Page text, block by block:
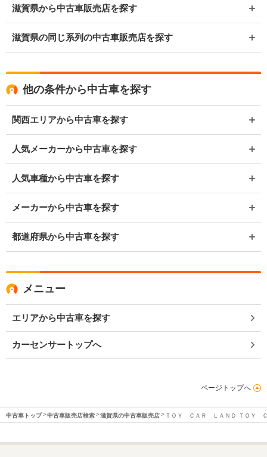
滋賀県から中古車販売店を探す
滋賀県の同じ系列の中古車販売店を探す
他の条件から中古車を探す
関西エリアから中古車を探す
人気メーカーから中古車を探す
人気車種から中古車を探す
メーカーから中古車を探す
都道府県から中古車を探す
メニュー
エリアから中古車を探す
カーセンサートップへ
ページトップへ
中古車トップ 中古車販売店検索 滋賀県の中古車販売店 ＴＯＹ ＣＡＲ ＬＡＮＤ ＴＯＹ